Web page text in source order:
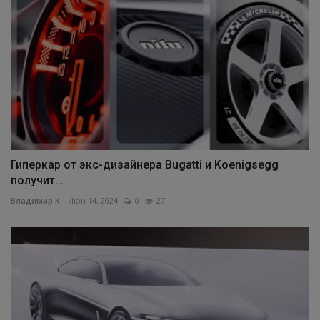
Гиперкар от экс-дизайнера Bugatti и Koenigsegg
получит...
Владимир К. Июн 14, 2024 0 27